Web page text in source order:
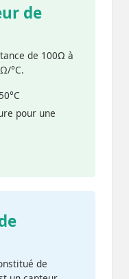
de
de 100Ω à
°C.
pour une
de